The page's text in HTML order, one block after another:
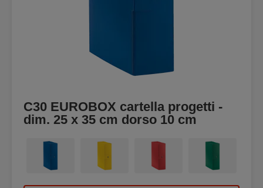
C30 EUROBOX cartella progetti -
dim. 25 x 35 cm dorso 10 cm